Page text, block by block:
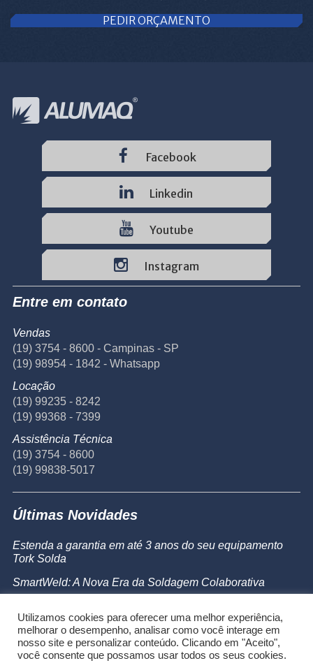
PEDIR ORÇAMENTO
Facebook
Linkedin
Youtube
Instagram
Entre em contato
Vendas
(19) 3754 - 8600 - Campinas - SP
(19) 98954 - 1842 - Whatsapp
Locação
(19) 99235 - 8242
(19) 99368 - 7399
Assistência Técnica
(19) 3754 - 8600
(19) 99838-5017
Últimas Novidades
Estenda a garantia em até 3 anos do seu equipamento
Tork Solda
SmartWeld: A Nova Era da Soldagem Colaborativa
Powermax 45 SYNC
Utilizamos cookies para oferecer uma melhor experiência,
melhorar o desempenho, analisar como você interage em
nosso site e personalizar conteúdo. Clicando em "Aceito",
você consente que possamos usar todos os seus cookies.